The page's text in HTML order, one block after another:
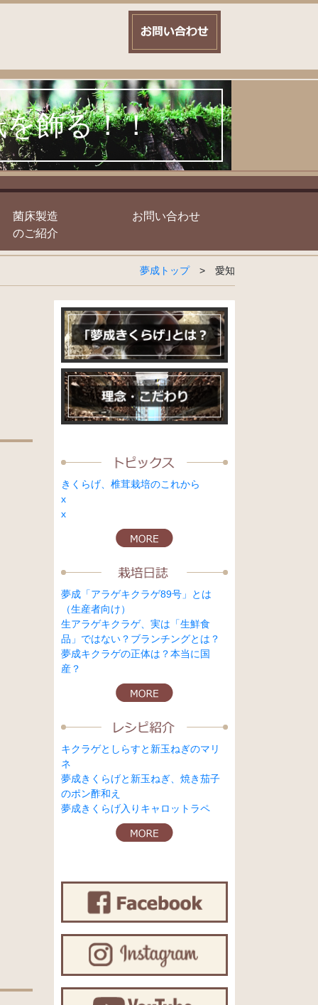
飾る！！
菌床製造
のご紹介
お問い合わせ
夢成トップ> 愛知
きくらげ、椎茸栽培のこれから
x
x
夢成「アラゲキクラゲ89号」とは
（生産者向け）
生アラゲキクラゲ、実は「生鮮食
品」ではない？ブランチングとは？
夢成キクラゲの正体は？本当に国
産？
キクラゲとしらすと新玉ねぎのマリ
ネ
夢成きくらげと新玉ねぎ、焼き茄子
のポン酢和え
夢成きくらげ入りキャロットラペ